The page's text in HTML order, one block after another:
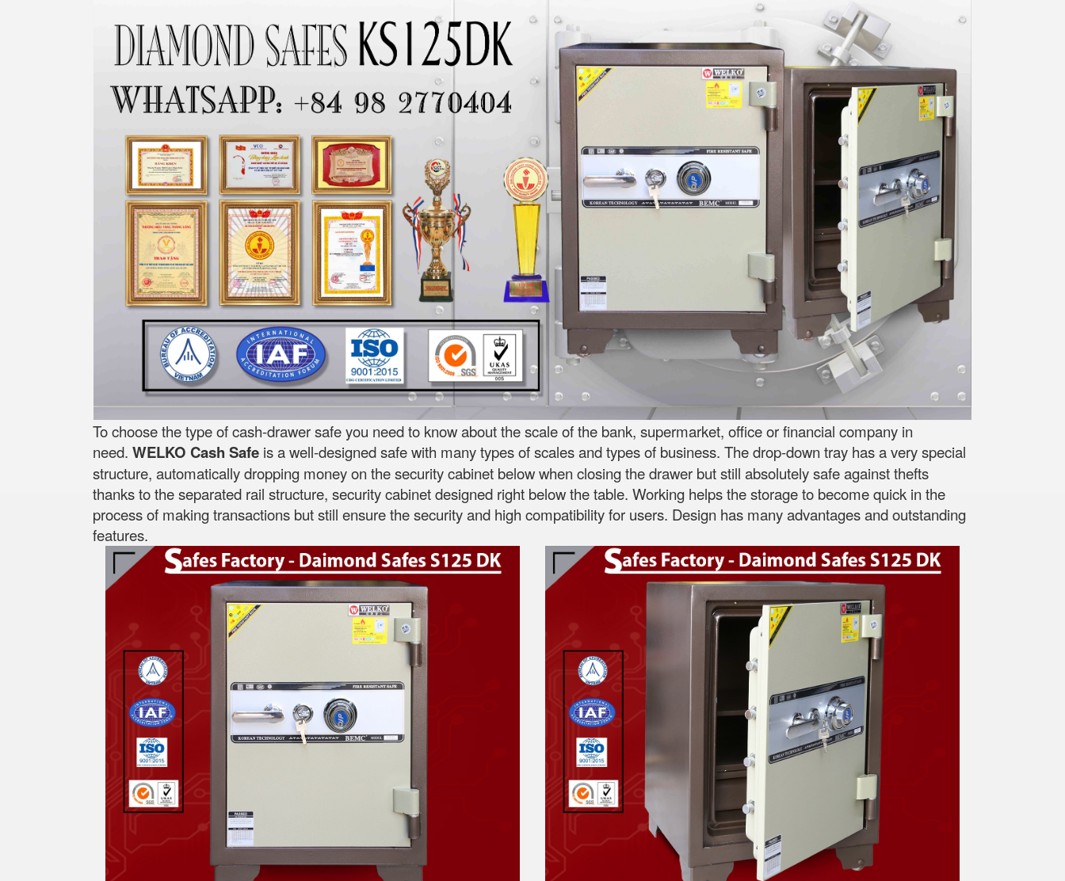
To choose the type of cash-drawer safe you need to know about the scale of the bank, supermarket, office or financial company in
need. WELKO Cash Safe is a well-designed safe with many types of scales and types of business. The drop-down tray has a very special
structure, automatically dropping money on the security cabinet below when closing the drawer but still absolutely safe against thefts
thanks to the separated rail structure, security cabinet designed right below the table. Working helps the storage to become quick in the
process of making transactions but still ensure the security and high compatibility for users. Design has many advantages and outstanding
features.